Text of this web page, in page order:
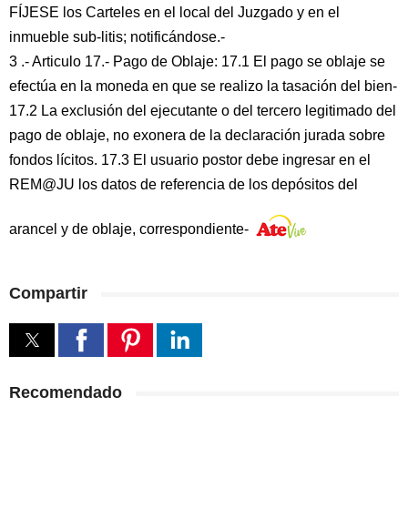
FÍJESE los Carteles en el local del Juzgado y en el
inmueble sub-litis; notificándose.-
3 .- Articulo 17.- Pago de Oblaje: 17.1 El pago se oblaje se
efectúa en la moneda en que se realizo la tasación del bien-
17.2 La exclusión del ejecutante o del tercero legitimado del
pago de oblaje, no exonera de la declaración jurada sobre
fondos lícitos. 17.3 El usuario postor debe ingresar en el
REM@JU los datos de referencia de los depósitos del
arancel y de oblaje, correspondiente-
Compartir
Recomendado